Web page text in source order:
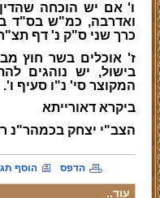
ו' אם יש הוכחה
ואדרבה, כמ"ש בס"ד
כרך שני ס"ק נ' דף
ז' אוכלים בשר חוץ
בישול, יש נוהגים
המקוצר סי' נ"ו סעיף ו'.
ביקרא דאורייתא
הצב"י יצחק בכמהר"נ
הדפס הוסף
עוד..